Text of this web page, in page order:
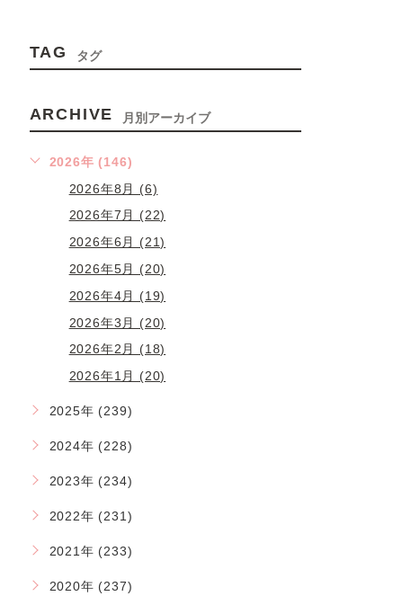
TAG タグ
ARCHIVE 月別アーカイブ
2026年 (146)
2026年8月 (6)
2026年7月 (22)
2026年6月 (21)
2026年5月 (20)
2026年4月 (19)
2026年3月 (20)
2026年2月 (18)
2026年1月 (20)
2025年 (239)
2024年 (228)
2023年 (234)
2022年 (231)
2021年 (233)
2020年 (237)